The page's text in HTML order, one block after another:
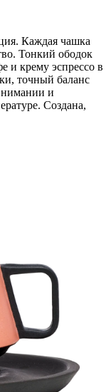
Каждая чашка
Тонкий ободок
и крему эспрессо в
точный баланс
и
Создана,